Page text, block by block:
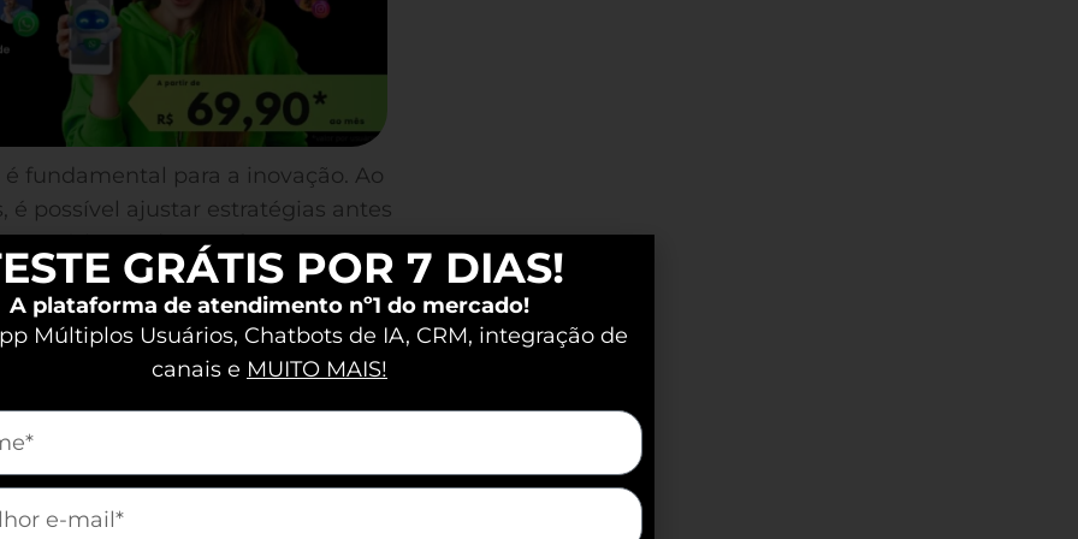
fundamental para a inovação. Ao
é possível ajustar estratégias antes
prática pode transformar seu
Opinião e Por
essencial para capturar
a produtos, serviços ou
GRÁTIS POR 7 DIAS!
A plataforma de atendimento nº1 do mercado!
Múltiplos Usuários, Chatbots de IA, CRM, integração de
canais e MUITO MAIS!